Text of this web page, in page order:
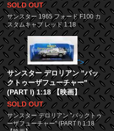
SOLD OUT
サンスター 1965 フォード F100 カ
スタムキャブ レッド 1:18
">
サンスター デロリアン "バッ
クトゥーザフューチャー"
(PART I) 1:18 【映画】
SOLD OUT
サンスター デロリアン "バックトゥ
ーザフューチャー" (PART I) 1:18